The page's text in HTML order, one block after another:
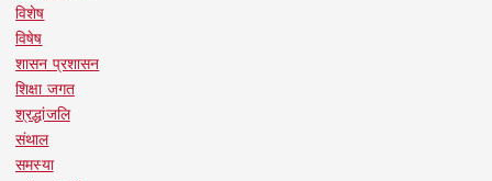
विशेष
विषेष
शासन प्रशासन
शिक्षा जगत
श्रद्धांजलि
संथाल
समस्या